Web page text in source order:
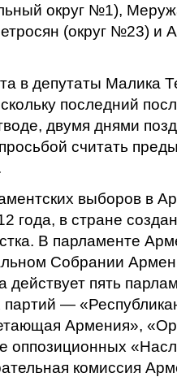
округ №1),
(округ №23) и
в депутаты Малика
последний
двумя днями
считать
выборов в
года, в стране
В парламенте
Собрании
действует пять
—
Армения»,
оппозиционных
комиссия